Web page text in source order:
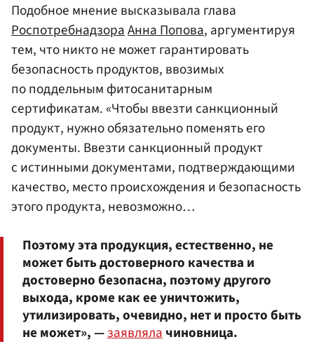
Подобное мнение высказывала глава
РоспотребнадзораАнна Попова, аргументируя
тем, что никто не может гарантировать
безопасность продуктов, ввозимых
по поддельным фитосанитарным
сертификатам. «Чтобы ввезти санкционный
продукт, нужно обязательно поменять его
документы. Ввезти санкционный продукт
с истинными документами, подтверждающими
качество, место происхождения и безопасность
этого продукта, невозможно…
Поэтому эта продукция, естественно, не
может быть достоверного качества и
достоверно безопасна, поэтому другого
выхода, кроме как ее уничтожить,
утилизировать, очевидно, нет и просто быть
не может», —заявлялачиновница.